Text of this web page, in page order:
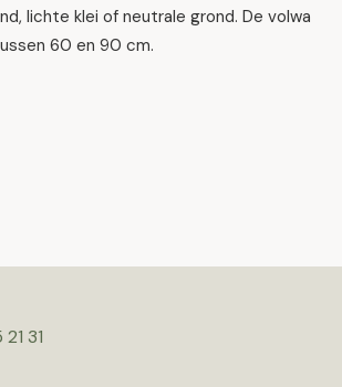
lichte klei of neutrale grond. De volwa
60 en 90 cm.
31